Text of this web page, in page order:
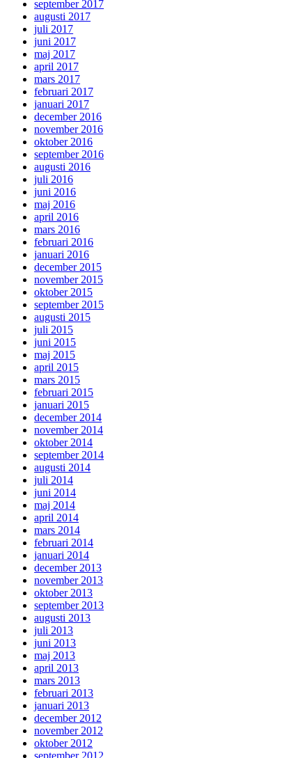
september 2017
augusti 2017
juli 2017
juni 2017
maj 2017
april 2017
mars 2017
februari 2017
januari 2017
december 2016
november 2016
oktober 2016
september 2016
augusti 2016
juli 2016
juni 2016
maj 2016
april 2016
mars 2016
februari 2016
januari 2016
december 2015
november 2015
oktober 2015
september 2015
augusti 2015
juli 2015
juni 2015
maj 2015
april 2015
mars 2015
februari 2015
januari 2015
december 2014
november 2014
oktober 2014
september 2014
augusti 2014
juli 2014
juni 2014
maj 2014
april 2014
mars 2014
februari 2014
januari 2014
december 2013
november 2013
oktober 2013
september 2013
augusti 2013
juli 2013
juni 2013
maj 2013
april 2013
mars 2013
februari 2013
januari 2013
december 2012
november 2012
oktober 2012
september 2012